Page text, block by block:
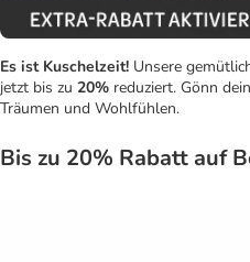
Es ist Kuschelzeit! Unsere
jetzt bis zu 20% reduziert. Gönn
Träumen und Wohlfühlen.
Bis zu 20% Rabatt auf